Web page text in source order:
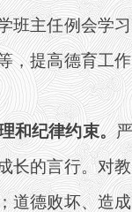
班主任例会学
，提高德育工
和纪律约束。
长的言行。对
道德败坏、造